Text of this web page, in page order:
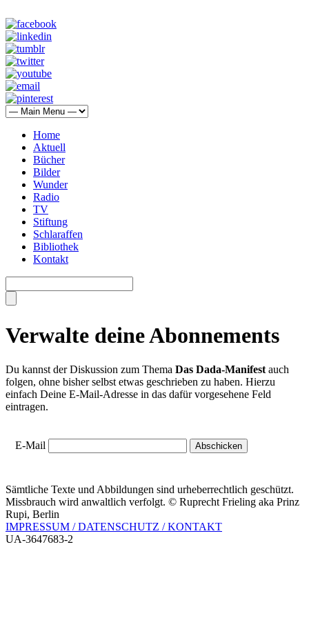
Home
Aktuell
Bücher
Bilder
Wunder
Radio
TV
Stiftung
Schlaraffen
Bibliothek
Kontakt
Verwalte deine Abonnements
Du kannst der Diskussion zum Thema Das Dada-Manifest auch
folgen, ohne bisher selbst etwas geschrieben zu haben. Hierzu
einfach Deine E-Mail-Adresse in das dafür vorgesehene Feld
eintragen.
E-Mail
Sämtliche Texte und Abbildungen sind urheberrechtlich geschützt.
Missbrauch wird anwaltlich verfolgt. © Ruprecht Frieling aka Prinz
Rupi, Berlin
IMPRESSUM / DATENSCHUTZ / KONTAKT
UA-3647683-2